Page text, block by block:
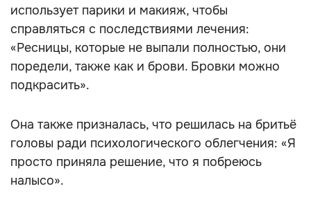
использует парики и макияж, чтобы
справляться с последствиями лечения:
«Ресницы, которые не выпали полностью, они
поредели, также как и брови. Бровки можно
подкрасить».
Она также призналась, что решилась на бритьё
головы ради психологического облегчения: «Я
просто приняла решение, что я побреюсь
налысо».